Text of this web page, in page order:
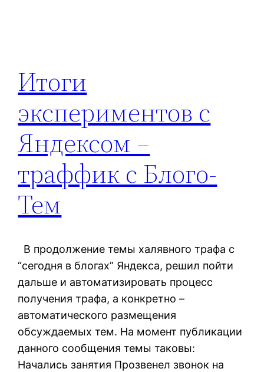
Итоги
экспериментов с
Яндексом –
траффик с Блого-
Тем
В продолжение темы халявного трафа с
“сегодня в блогах” Яндекса, решил пойти
дальше и автоматизировать процесс
получения трафа, а конкретно –
автоматического размещения
обсуждаемых тем. На момент публикации
данного сообщения темы таковы:
Начались занятия Прозвенел звонок на